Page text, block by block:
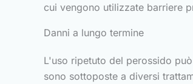
cui vengono utilizzate barriere
Danni a lungo termine
L'uso ripetuto del perossido
sono sottoposte a diversi